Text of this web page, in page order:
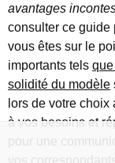
avantages
consulter ce guide
vous êtes sur le
importants tels
solidité du modèle
lors de votre
à vos besoins et
pour une
vos